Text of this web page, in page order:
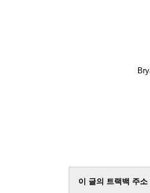
이 글의 트랙백 주소